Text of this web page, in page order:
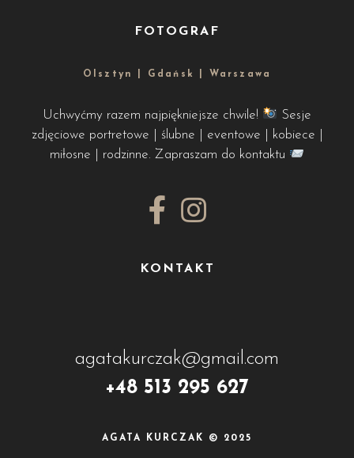
FOTOGRAF
Olsztyn | Gdańsk | Warszawa
Uchwyćmy razem najpiękniejsze chwile!
Sesje
zdjęciowe portretowe | ślubne | eventowe | kobiece |
miłosne | rodzinne. Zapraszam do kontaktu
KONTAKT
agatakurczak@gmail.com
+48 513 295 627
AGATA KURCZAK © 2025